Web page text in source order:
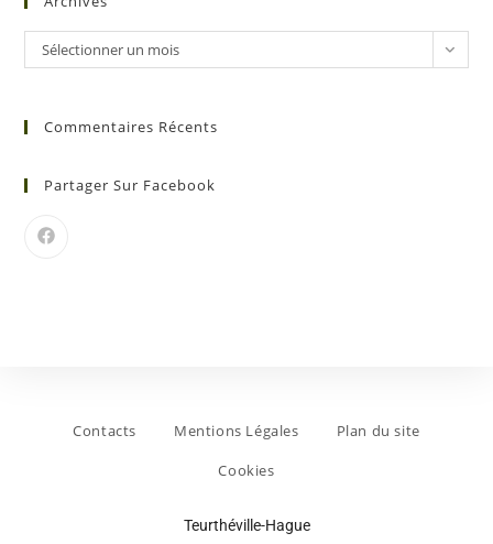
Sélectionner un mois
Commentaires Récents
Partager Sur Facebook
Contacts Mentions Légales
Plan du site
Cookies
Teurthéville-Hague